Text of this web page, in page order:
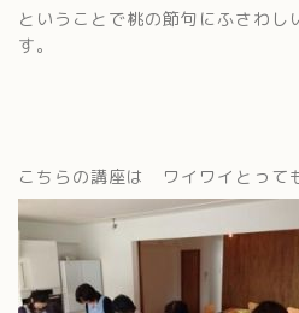
ということで桃の節句にふさわし
す。
こちらの講座は ワイワイとって